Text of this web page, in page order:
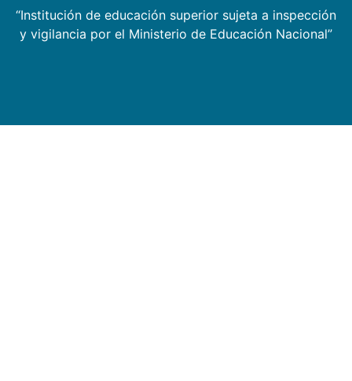
“Institución de educación superior sujeta a inspección
y vigilancia por el Ministerio de Educación Nacional”